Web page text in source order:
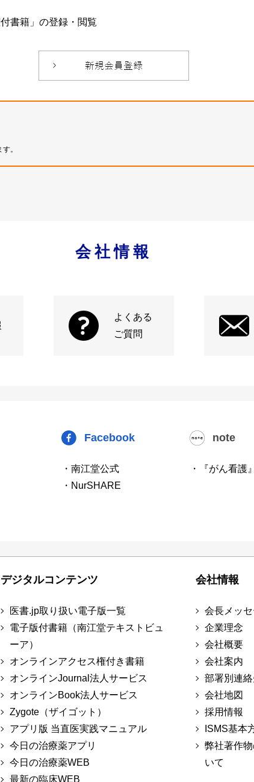
書籍」の登録・閲覧
。
会社情報
よくある
ご質問
Facebook
・南江堂公式
・NurSHARE
note
・『がん看護
デジタルコンテンツ
医書.jp取り扱い電子版一覧
電子版付書籍（南江堂テキストビュ
ーア）
オンラインアクセス権付き書籍
オンラインJournal法人サービス
オンラインBook法人サービス
Zygote（ザイゴット）
アプリ版 当直医実践マニュアル
今日の治療薬アプリ
今日の治療薬WEB
最新の臨床WEB
会社情報
会長メッ
企業理念
会社概要
会社案内
部署別連
会社地図
採用情報
ISMS基本
弊社著作
いて